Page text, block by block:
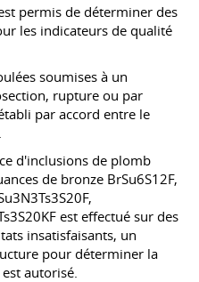
permis de déterminer des
les indicateurs de qualité
soumises à un
rupture ou par
par accord entre le
d'inclusions de plomb
de bronze BrSu6S12F,
est effectué sur des
insatisfaisants, un
pour déterminer la
autorisé.